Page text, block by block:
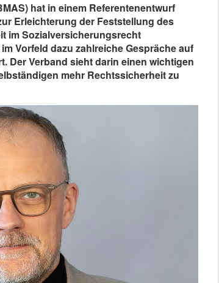
hat in einem Referentenentwurf
Erleichterung der Feststellung des
im Sozialversicherungsrecht
Vorfeld dazu zahlreiche Gespräche auf
Der Verband sieht darin einen wichtigen
mehr Rechtssicherheit zu